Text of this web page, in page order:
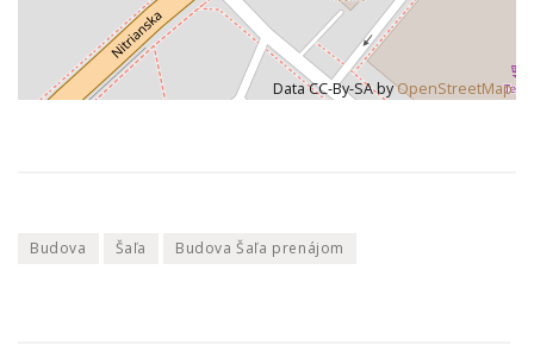
Data CC-By-SA byOpenStreetMap
Budova Šaľa Budova Šaľa prenájom